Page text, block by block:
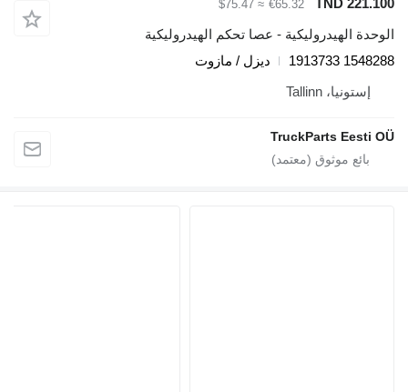
€65.32
≈ $75.47
الهيدروليكية - عصا تحكم الهيدروليكية
1548288
ديزل / مازوت
إستونيا، Tallinn
TruckParts Eesti